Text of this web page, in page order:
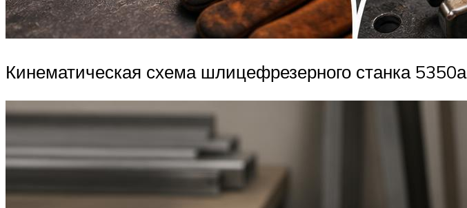
Кинематическая схема шлицефрезерного станка 5350а